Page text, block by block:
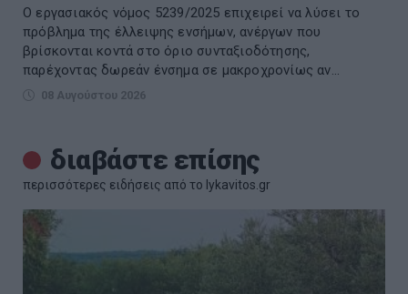
Ο εργασιακός νόμος 5239/2025 επιχειρεί να λύσει το
πρόβλημα της έλλειψης ενσήμων, ανέργων που
βρίσκονται κοντά στο όριο συνταξιοδότησης,
παρέχοντας δωρεάν ένσημα σε μακροχρονίως αν...
08 Αυγούστου 2026
διαβάστε επίσης
περισσότερες ειδήσεις από το lykavitos.gr